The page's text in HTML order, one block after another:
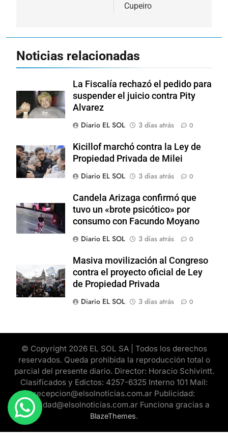
Cupeiro
Noticias relacionadas
La Fiscalía rechazó el pedido para
suspender el juicio contra Pity
Alvarez
Diario EL SOL
3 días atrás 0
Kicillof marchó contra la Ley de
Propiedad Privada de Milei
Diario EL SOL
3 días atrás 0
Candela Arizaga confirmó que
tuvo un «brote psicótico» por
consumo con Facundo Moyano
Diario EL SOL
3 días atrás 0
Masiva movilización al Congreso
contra el proyecto oficial de Ley
de Propiedad Privada
Diario EL SOL
3 días atrás 0
© Copyright 2026 EL SOL SA | Todos los derechos
reservados. Queda prohibida la reproducción total o
parcial del presente diario. Director: Horacio Schivintt.
Clasificados y Edictos: 4257-6325 Interno 101 Mail:
recepcion@elsolnoticias.com.ar Publicidad:
publicidad@elsolnoticias.com.ar Funciona gracias a
BlazeThemes.